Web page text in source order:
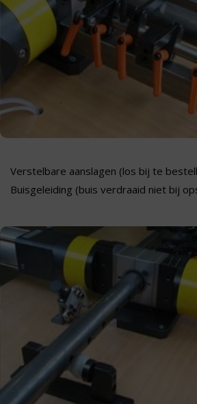
Verstelbare aanslagen (los bij te
Buisgeleiding (buis verdraaid niet bij